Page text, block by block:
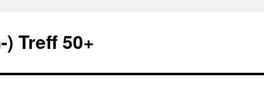
Treff 50+